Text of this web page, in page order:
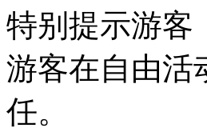
特别提示游客
游客在自由活
任。